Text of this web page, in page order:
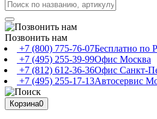
Позвонить нам
+7 (800) 775-76-07Бесплатно по
+7 (495) 255-39-99Офис Москва
+7 (812) 612-36-36Офис Санкт-
+7 (495) 255-17-13Автосервис
Корзина0